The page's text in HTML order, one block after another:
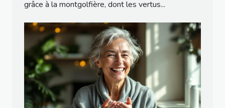
grâce à la montgolfière, dont les vertus...